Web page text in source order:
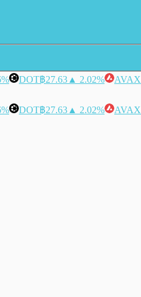
DOT฿27.63 ▲ 2.02% AVAX
DOT฿27.63 ▲ 2.02% AVAX